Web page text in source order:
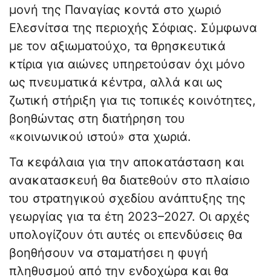
μονή της Παναγίας κοντά στο χωριό
Ελεσνίτσα της περιοχής Σόφιας. Σύμφωνα
με τον αξιωματούχο, τα θρησκευτικά
κτίρια για αιώνες υπηρετούσαν όχι μόνο
ως πνευματικά κέντρα, αλλά και ως
ζωτική στήριξη για τις τοπικές κοινότητες,
βοηθώντας στη διατήρηση του
«κοινωνικού ιστού» στα χωριά.
Τα κεφάλαια για την αποκατάσταση και
ανακατασκευή θα διατεθούν στο πλαίσιο
του στρατηγικού σχεδίου ανάπτυξης της
γεωργίας για τα έτη 2023–2027. Οι αρχές
υπολογίζουν ότι αυτές οι επενδύσεις θα
βοηθήσουν να σταματήσει η φυγή
πληθυσμού από την ενδοχώρα και θα